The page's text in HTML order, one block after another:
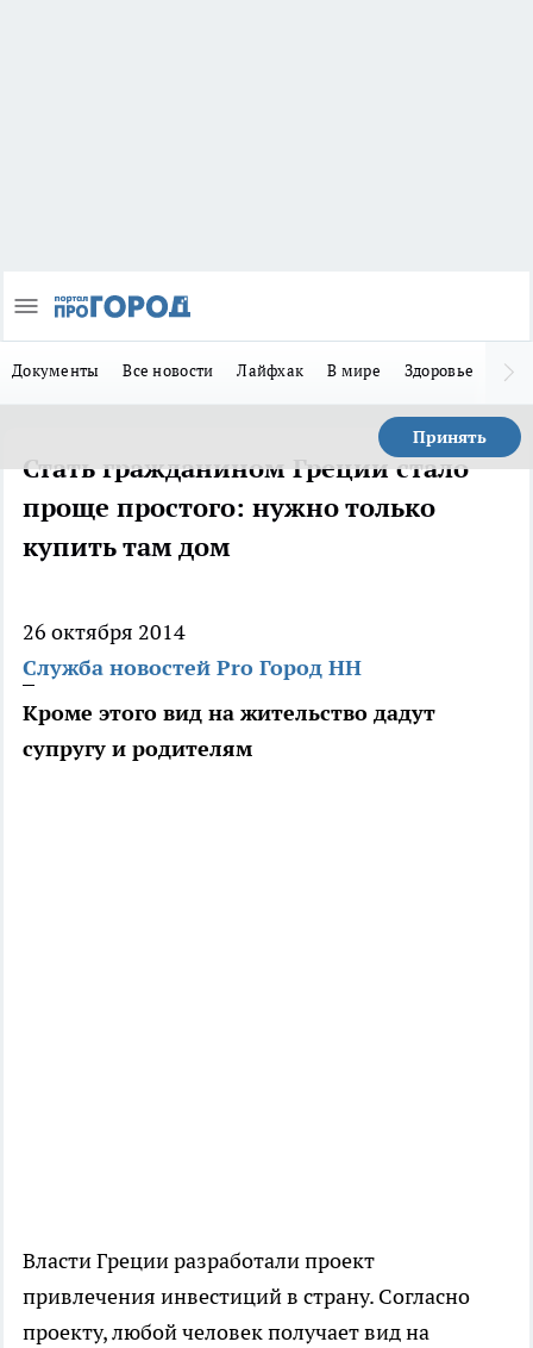
Документы Все новости Лайфхак В мире Здоровье
Принять
Стать гражданином Греции стало
проще простого: нужно только
купить там дом
26 октября 2014
Служба новостей Pro Город НН
Кроме этого вид на жительство дадут
супругу и родителям
Власти Греции разработали проект
привлечения инвестиций в страну. Согласно
проекту, любой человек получает вид на